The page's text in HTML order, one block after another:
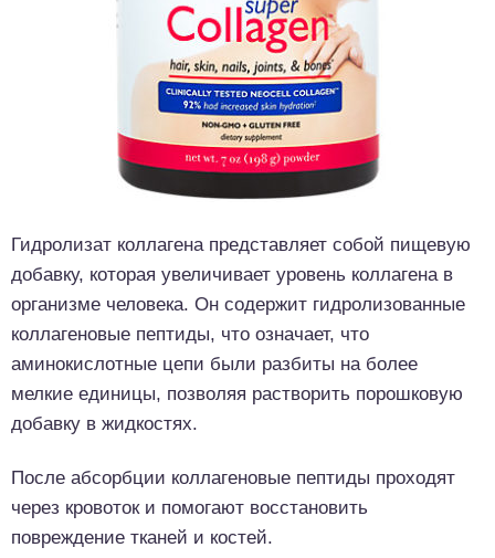
Гидролизат коллагена представляет собой пищевую
добавку, которая увеличивает уровень коллагена в
организме человека. Он содержит гидролизованные
коллагеновые пептиды, что означает, что
аминокислотные цепи были разбиты на более
мелкие единицы, позволяя растворить порошковую
добавку в жидкостях.
После абсорбции коллагеновые пептиды проходят
через кровоток и помогают восстановить
повреждение тканей и костей.